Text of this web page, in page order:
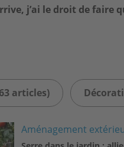
j’ai le droit de faire
articles)
Aménagement